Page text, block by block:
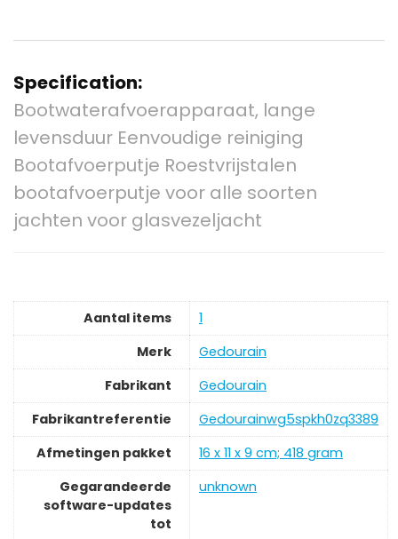
Specification:
Bootwaterafvoerapparaat, lange
levensduur Eenvoudige reiniging
Bootafvoerputje Roestvrijstalen
bootafvoerputje voor alle soorten
jachten voor glasvezeljacht
Aantal items
‎1
Merk
‎Gedourain
Fabrikant
‎Gedourain
Fabrikantreferentie
‎Gedourainwg5spkh0zq3389
Afmetingen pakket
‎16 x 11 x 9 cm; 418 gram
Gegarandeerde
software-updates
tot
‎unknown